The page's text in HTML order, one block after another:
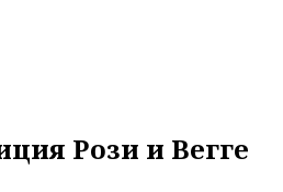
Рози и Вегге